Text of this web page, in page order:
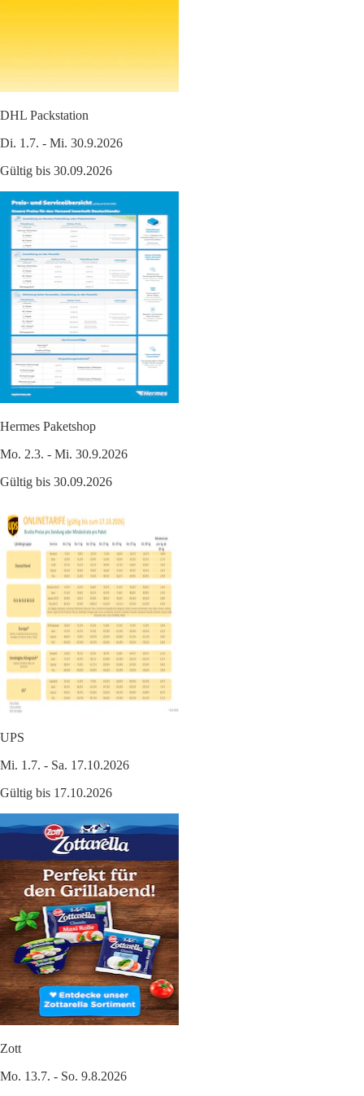
DHL Packstation
Di. 1.7. - Mi. 30.9.2026
Gültig bis 30.09.2026
Hermes Paketshop
Mo. 2.3. - Mi. 30.9.2026
Gültig bis 30.09.2026
UPS
Mi. 1.7. - Sa. 17.10.2026
Gültig bis 17.10.2026
Zott
Mo. 13.7. - So. 9.8.2026